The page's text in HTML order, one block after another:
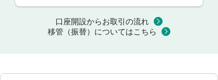
口座開設からお取引の流れ
移管（振替）についてはこちら